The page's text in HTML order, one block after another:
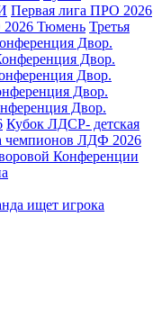
Первая лига ПРО 2026
Тюмень Третья
Двор.
Двор.
Двор.
Двор.
Двор.
Кубок ЛДСР- детская
чемпионов ЛДФ 2026
Конференции
ищет игрока